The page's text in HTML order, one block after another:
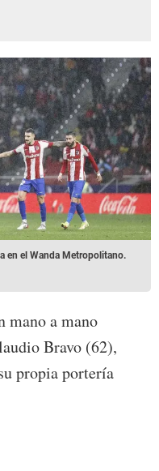
en el Wanda Metropolitano.
mano a mano
Bravo (62),
propia portería